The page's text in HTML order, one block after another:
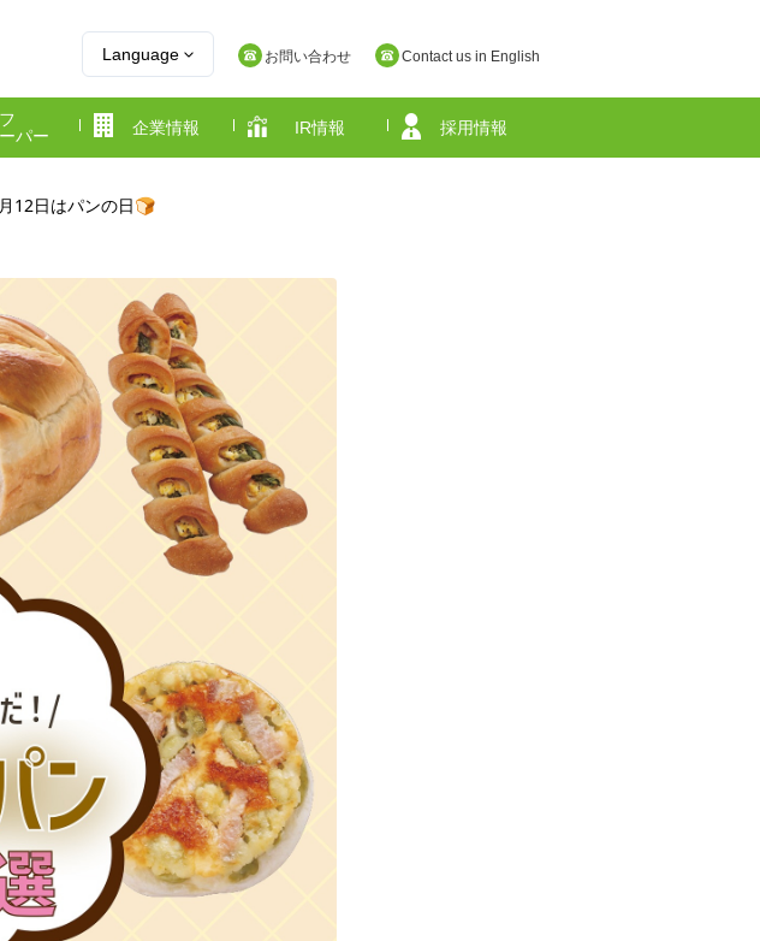
Language お問い合わせ Contact us in English
兵庫県
パー
企業情報 IR情報 採用情報
12日はパンの日🍞